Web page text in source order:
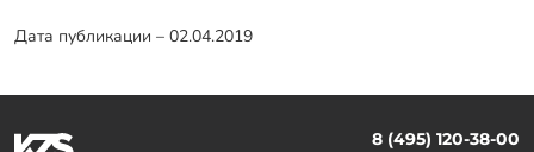
Дата публикации – 02.04.2019
8 (495) 120-38-00